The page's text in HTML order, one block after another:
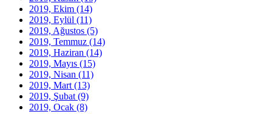
2019, Ekim (14)
2019, Eylül (11)
2019, Ağustos (5)
2019, Temmuz (14)
2019, Haziran (14)
2019, Mayıs (15)
2019, Nisan (11)
2019, Mart (13)
2019, Şubat (9)
2019, Ocak (8)